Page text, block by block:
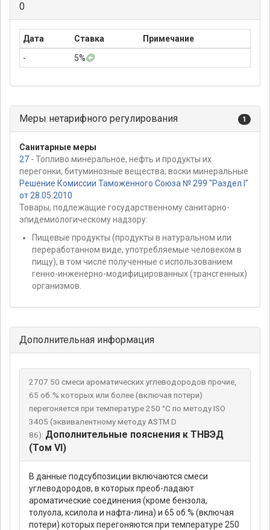
0
Дата Ставка
Примечание
-
5%
Меры нетарифного регулирования 1
Санитарные меры
27 - Топливо минеральное, нефть и продукты их
перегонки; битуминозные вещества; воски минеральные
Решение Комиссии Таможенного Союза № 299 "Раздел I"
от 28.05.2010
Товары, подлежащие государственному санитарно-
эпидемиологическому надзору:
Пищевые продукты (продукты в натуральном или
переработанном виде, употребляемые человеком в
пищу), в том числе полученные с использованием
генно-инженерно-модифицированных (трансгенных)
организмов.
Дополнительная информация
2707 50 смеси ароматических углеводородов прочие,
65 об.% которых или более (включая потери)
перегоняется при температуре 250 °С по методу ISO
3405 (эквивалентному методу ASTM D
86): Дополнительные пояснения к ТНВЭД
(Том VI)
В данные подсубпозиции включаются смеси
углеводородов, в которых преоб-ладают
ароматические соединения (кроме бензола,
толуола, ксилола и нафта-лина) и 65 об.% (включая
потери) которых перегоняются при температуре 250